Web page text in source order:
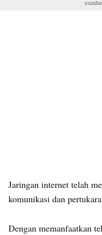
Jaringan internet telah
komunikasi dan
Dengan memanfaatkan